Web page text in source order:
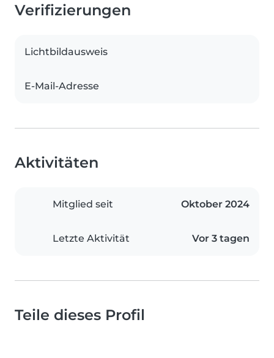
Verifizierungen
Lichtbildausweis
E-Mail-Adresse
Aktivitäten
Mitglied seit Oktober 2024
Letzte Aktivität Vor 3 tagen
Teile dieses Profil